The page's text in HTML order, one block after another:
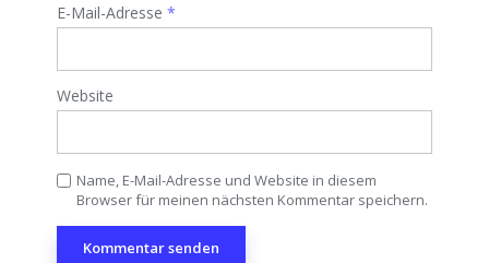
E-Mail-Adresse *
Website
Name, E-Mail-Adresse und Website in diesem
Browser für meinen nächsten Kommentar speichern.